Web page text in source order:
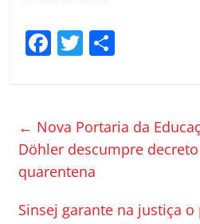
F
e
b
o
o
T
er p
ar
← Nova Portaria da
Döhler descumpre
quarentena
Sinsej garante na justiça